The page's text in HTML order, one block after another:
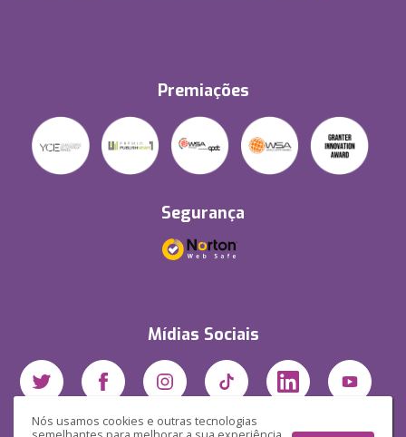
Nós usamos cookies e outras tecnologias
Premiações
Segurança
Mídias Sociais